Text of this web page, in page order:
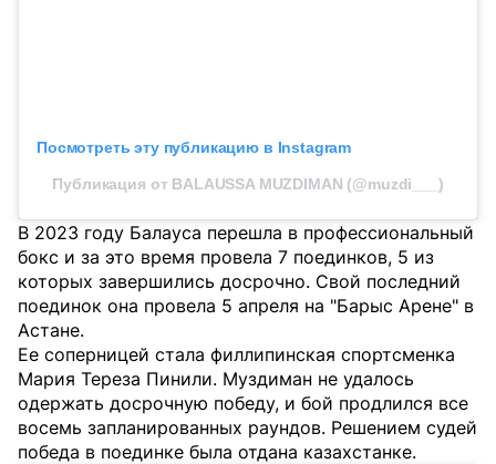
Посмотреть эту публикацию в Instagram
Публикация от BALAUSSA MUZDIMAN (@muzdi___)
В 2023 году Балауса перешла в профессиональный
бокс и за это время провела 7 поединков, 5 из
которых завершились досрочно. Свой последний
поединок она провела 5 апреля на "Барыс Арене" в
Астане.
Ее соперницей стала филлипинская спортсменка
Мария Тереза Пинили. Муздиман не удалось
одержать досрочную победу, и бой продлился все
восемь запланированных раундов. Решением судей
победа в поединке была отдана казахстанке.